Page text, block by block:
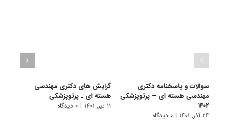
سوالات و پاسخنامه دکتری
مهندسی هسته ای – پرتوپزشکی
۱۴۰۲
۲۴ آذر, ۱۴۰۱ | ۰ دیدگاه
گرایش های دکتری مهندسی
هسته ای ـ ﭘﺮﺗﻮﭘﺰشکی
۱۱ تیر, ۱۴۰۱ | ۰ دیدگاه